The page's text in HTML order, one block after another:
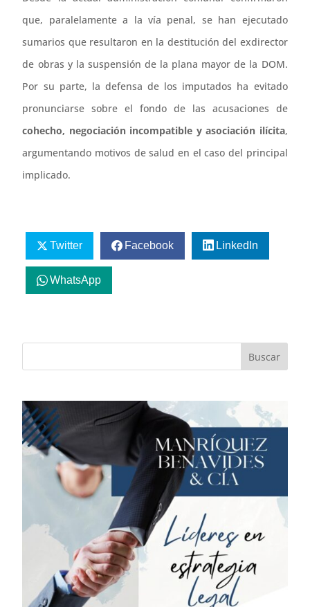
que, paralelamente a la vía penal, se han ejecutado
sumarios que resultaron en la destitución del exdirector
de obras y la suspensión de la plana mayor de la DOM.
Por su parte, la defensa de los imputados ha evitado
pronunciarse sobre el fondo de las acusaciones de
cohecho, negociación incompatible y asociación ilícita,
argumentando motivos de salud en el caso del principal
implicado.
Twitter Facebook LinkedIn
WhatsApp